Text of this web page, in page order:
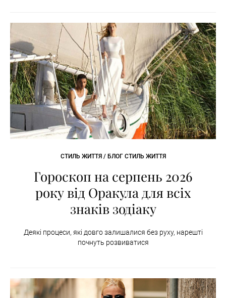
СТИЛЬ ЖИТТЯ / БЛОГ СТИЛЬ ЖИТТЯ
Гороскоп на серпень 2026
року від Оракула для всіх
знаків зодіаку
Деякі процеси, які довго залишалися без руху, нарешті
почнуть розвиватися